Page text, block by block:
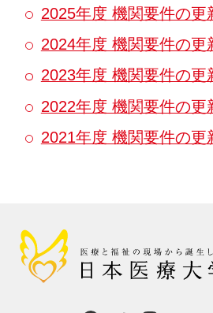
保護者の皆さま
企業・一般の
図書館 認知症研究所 社会貢
関連グループ アク
2025年度 機関要件の更
2024年度 機関要件の更
2023年度 機関要件の更
2022年度 機関要件の更
2021年度 機関要件の更